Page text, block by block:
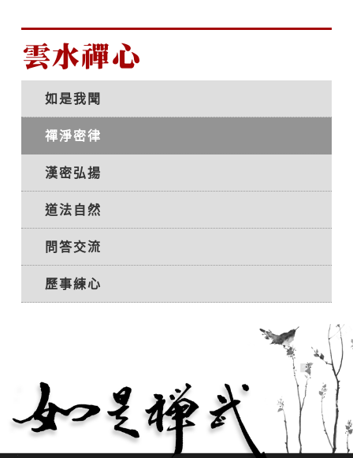
雲水禪心
如是我聞
禪淨密律
漢密弘揚
道法自然
問答交流
歷事練心